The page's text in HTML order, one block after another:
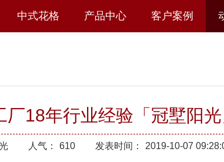
中式花格 产品中心 客户案例
18年行业经验「冠墅阳光
人气： 610 发表时间： 2019-10-07